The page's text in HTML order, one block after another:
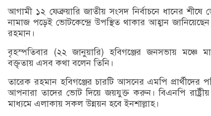
আগামী ১২ ফেব্রুয়ারি জাতীয় সংসদ নির্বাচনে ধানের
নামাজ পড়েই ভোটকেন্দ্রে উপস্থিত থাকার আহ্বান
রহমান।
বৃহস্পতিবার (২২ জানুয়ারি) হবিগঞ্জের জনসভায় মঞ্চে
বক্তৃতায় এসব কথা বলেন তিনি।
তারেক রহমান হবিগঞ্জের চারটি আসনের এমপি
আপনারা তাদের ভোট দিয়ে জয়যুক্ত করুন। বিএনপি
মাধ্যমে এলাকায় সকল উন্নয়ন হবে ইনশাল্লাহ।